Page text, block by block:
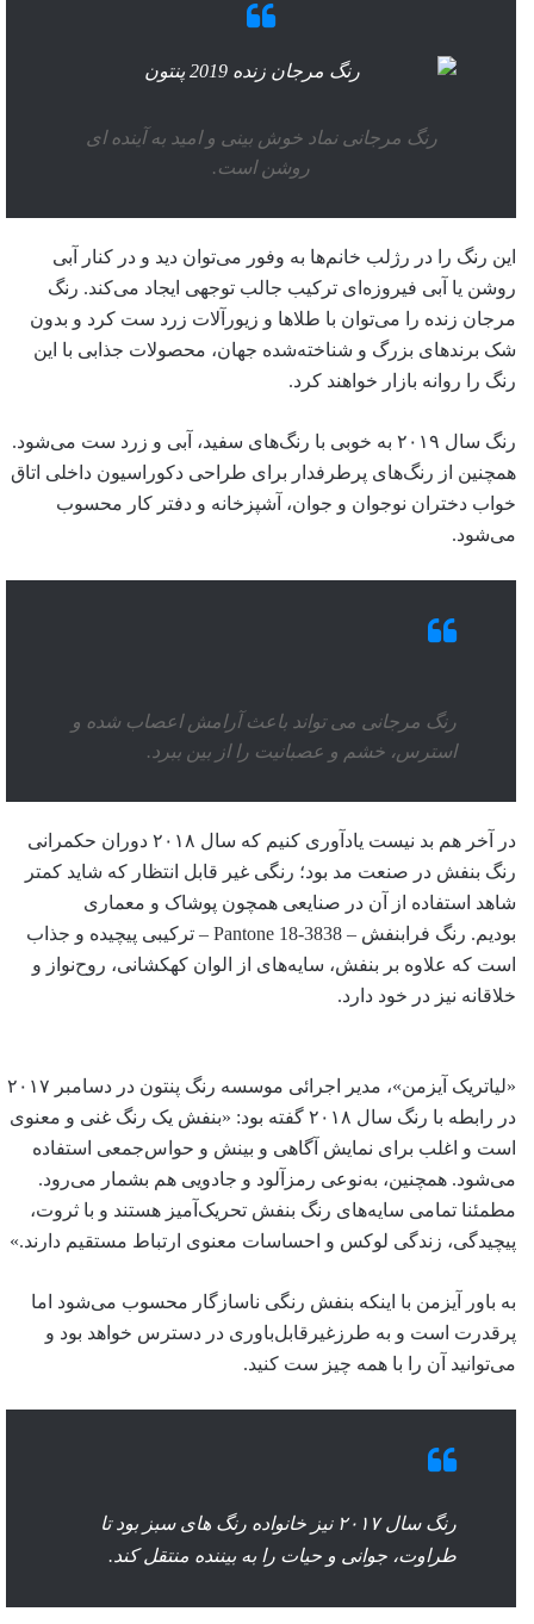
رنگ مرجانی نماد خوش بینی و امید به آینده ای
روشن است.
این رنگ را در رژلب خانم‌ها به وفور می‌توان دید و در کنار آبی
روشن یا آبی فیروزه‌ای ترکیب جالب توجهی ایجاد می‌کند. رنگ
مرجان زنده را می‌توان با طلاها و زیورآلات زرد ست کرد و بدون
شک برندهای بزرگ و شناخته‌شده جهان، محصولات جذابی با این
رنگ را روانه بازار خواهند کرد.
رنگ سال ۲۰۱۹ به خوبی با رنگ‌های سفید، آبی و زرد ست می‌شود.
همچنین از رنگ‌های پرطرفدار برای طراحی دکوراسیون داخلی اتاق
خواب دختران نوجوان و جوان، آشپزخانه و دفتر کار محسوب
می‌شود.
رنگ مرجانی می تواند باعث آرامش اعصاب شده و
استرس، خشم و عصبانیت را از بین ببرد.
در آخر هم بد نیست یادآوری کنیم که سال ۲۰۱۸ دوران حکمرانی
رنگ بنفش در صنعت مد بود؛ رنگی غیر قابل انتظار که شاید کمتر
شاهد استفاده از آن در صنایعی همچون پوشاک و معماری
بودیم. رنگ فرابنفش – Pantone 18-3838 – ترکیبی پیچیده و جذاب
است که علاوه بر بنفش، سایه‌های از الوان کهکشانی، روح‌نواز و
خلاقانه نیز در خود دارد.
«لیاتریک آیزمن»، مدیر اجرائی موسسه رنگ پنتون در دسامبر ۲۰۱۷
در رابطه با رنگ سال ۲۰۱۸ گفته بود: «بنفش یک رنگ غنی و معنوی
است و اغلب برای نمایش آگاهی و بینش و حواس‌جمعی استفاده
می‌شود. همچنین، به‌نوعی رمزآلود و جادویی هم بشمار می‌رود.
مطمئنا تمامی سایه‌های رنگ بنفش تحریک‌آمیز هستند و با ثروت،
پیچیدگی، زندگی لوکس و احساسات معنوی ارتباط مستقیم دارند.»
به باور آیزمن با اینکه بنفش رنگی ناسازگار محسوب می‌شود اما
پرقدرت است و به طرزغیرقابل‌باوری در دسترس خواهد بود و
می‌توانید آن را با همه چیز ست کنید.
رنگ سال ۲۰۱۷ نیز خانواده رنگ های سبز بود تا
طراوت، جوانی و حیات را به بیننده منتقل کند.